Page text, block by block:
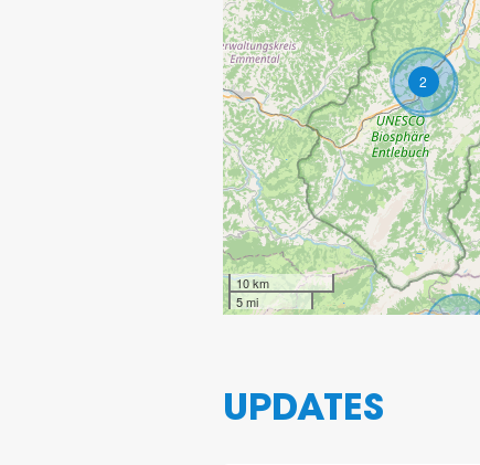
2
10 km
5 mi
UPDATES